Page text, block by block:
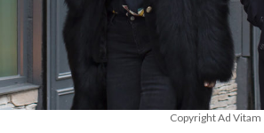
Copyright Ad Vitam